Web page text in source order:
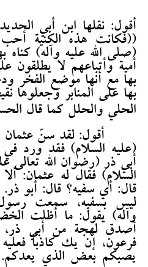
أقول: نقلها ابن أبي
((فكانت هذه الكنية أحب
(صلى الله عليه وآله) كناه
أمية وأتباعهم لا يطلقون
بها مع أنها موضع الفخر
بها على المنابر وجعلوها
الحلي والحلل كما قال
أقول: لقد سنّ
(عليه السلام) فقد ورد
أبي ذر (رضوان الله تعالى
السلام) فقال له عثمان:
قال: أي سفيه؟ قال: أبو
ليس بسفيه، سمعت رسول
وآله) يقول: ما أظلت
أصدق لهجة من أبي ذر،
فرعون، إن يك كاذباً
يصبكم بعض الذي يعدكم.